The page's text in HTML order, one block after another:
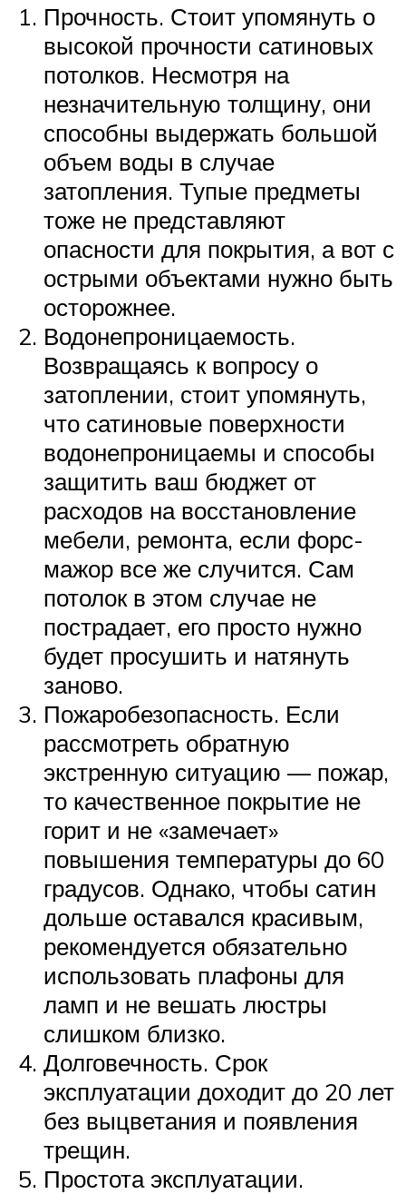
Прочность. Стоит упомянуть о
высокой прочности сатиновых
потолков. Несмотря на
незначительную толщину, они
способны выдержать большой
объем воды в случае
затопления. Тупые предметы
тоже не представляют
опасности для покрытия, а вот с
острыми объектами нужно быть
осторожнее.
Водонепроницаемость.
Возвращаясь к вопросу о
затоплении, стоит упомянуть,
что сатиновые поверхности
водонепроницаемы и способы
защитить ваш бюджет от
расходов на восстановление
мебели, ремонта, если форс-
мажор все же случится. Сам
потолок в этом случае не
пострадает, его просто нужно
будет просушить и натянуть
заново.
Пожаробезопасность. Если
рассмотреть обратную
экстренную ситуацию — пожар,
то качественное покрытие не
горит и не «замечает»
повышения температуры до 60
градусов. Однако, чтобы сатин
дольше оставался красивым,
рекомендуется обязательно
использовать плафоны для
ламп и не вешать люстры
слишком близко.
Долговечность. Срок
эксплуатации доходит до 20 лет
без выцветания и появления
трещин.
Простота эксплуатации.